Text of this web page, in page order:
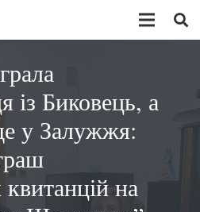
із Биковець, а
у Залужжя:
на